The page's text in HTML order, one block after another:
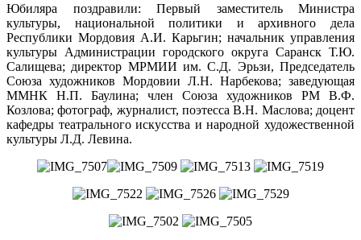
Юбиляра поздравили: Первый заместитель Министра
культуры, национальной политики и архивного дела
Республики Мордовия А.И. Карьгин; начальник управления
культуры Администрации городского округа Саранск Т.Ю.
Салищева; директор МРМИИ им. С.Д. Эрьзи, Председатель
Союза художников Мордовии Л.Н. Нарбекова; заведующая
ММНК Н.П. Баулина; член Союза художников РМ В.Ф.
Козлова; фотограф, журналист, поэтесса В.Н. Маслова; доцент
кафедры театрального искусства и народной художественной
культуры Л.Д. Левина.